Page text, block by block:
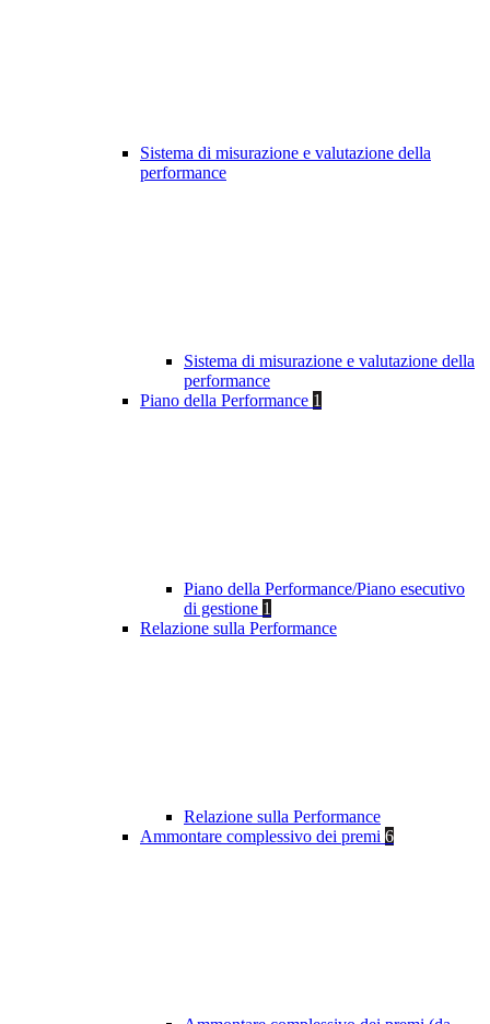
Sistema di misurazione e valutazione della
performance
Sistema di misurazione e valutazione della
performance
Piano della Performance 1
Piano della Performance/Piano esecutivo
di gestione 1
Relazione sulla Performance
Relazione sulla Performance
Ammontare complessivo dei premi 6